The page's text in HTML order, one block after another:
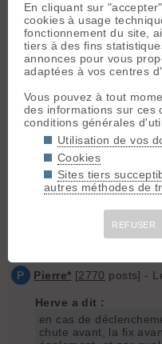
Nouveau sujet Voir tous
H
Herve[54posts] - Le
Bonjour,
Au vu des soucis exposés
j'attends toujours une
vous) pose la question
Avec les lowtech
déclenchement de la fix
déchausse-t-elle
Que ce soit dans une
de chute avant, il me
de l'avant, pour ne pas se
attaché à l'avant,
dommageable au genou.
P Pierre* [2770 posts] -
Herve a dit :
en cas de
chute avant, la fix
En cliquant sur
cookies à usage
fonctionnement du site,
tiers à des fins
annonces pour vous
adaptées à vos centres
Vous pouvez à tout
des informations sur ces
conditions générales
Utilisation de vos
Cookies
Sites tiers
autres méthodes de
REFUSER